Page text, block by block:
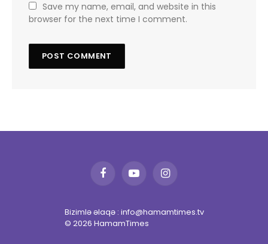
Save my name, email, and website in this
browser for the next time I comment.
FacebookYouTubeInstagram
Bizimlə əlaqə : info@hamamtimes.tv
© 2026 HamamTimes